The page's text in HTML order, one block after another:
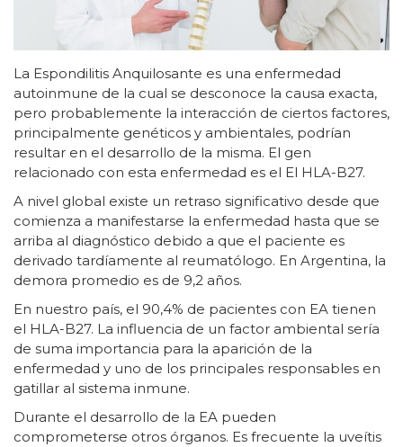
La Espondilitis Anquilosante es una enfermedad
autoinmune de la cual se desconoce la causa exacta,
pero probablemente la interacción de ciertos factores,
principalmente genéticos y ambientales, podrían
resultar en el desarrollo de la misma. El gen
relacionado con esta enfermedad es el El HLA-B27.
A nivel global existe un retraso significativo desde que
comienza a manifestarse la enfermedad hasta que se
arriba al diagnóstico debido a que el paciente es
derivado tardíamente al reumatólogo. En Argentina, la
demora promedio es de 9,2 años.
En nuestro país, el 90,4% de pacientes con EA tienen
el HLA-B27. La influencia de un factor ambiental sería
de suma importancia para la aparición de la
enfermedad y uno de los principales responsables en
gatillar al sistema inmune.
Durante el desarrollo de la EA pueden
comprometerse otros órganos. Es frecuente la uveítis